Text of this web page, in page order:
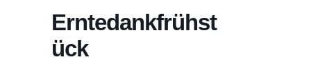
Erntedankfrühst
ück